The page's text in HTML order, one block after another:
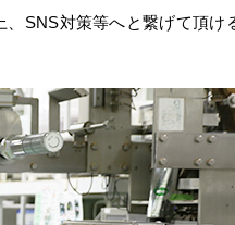
SNS対策等へと繋げて頂け